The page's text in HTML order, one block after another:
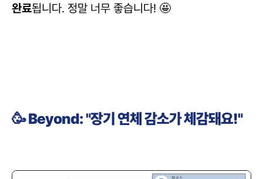
완료됩니다. 정말 너무 좋습니다! 🤩
🥳 Beyond: "장기 연체 감소가 체감돼요!"